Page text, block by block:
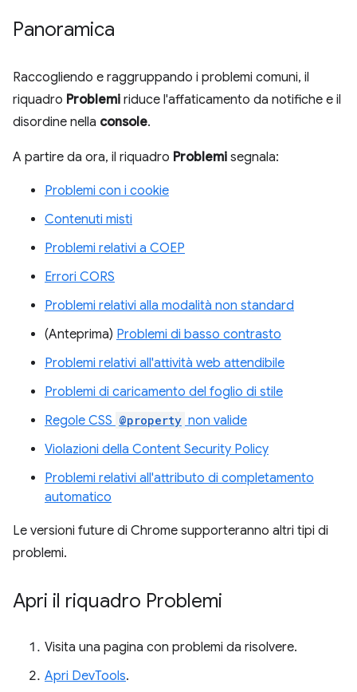
Panoramica
Raccogliendo e raggruppando i problemi comuni, il
riquadro Problemi riduce l'affaticamento da notifiche e il
disordine nella console.
A partire da ora, il riquadro Problemi segnala:
Problemi con i cookie
Contenuti misti
Problemi relativi a COEP
Errori CORS
Problemi relativi alla modalità non standard
(Anteprima) Problemi di basso contrasto
Problemi relativi all'attività web attendibile
Problemi di caricamento del foglio di stile
Regole CSS @property non valide
Violazioni della Content Security Policy
Problemi relativi all'attributo di completamento
automatico
Le versioni future di Chrome supporteranno altri tipi di
problemi.
Apri il riquadro Problemi
Visita una pagina con problemi da risolvere.
Apri DevTools.